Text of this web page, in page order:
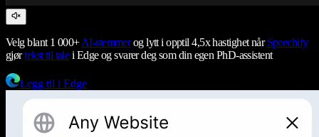
Velg blant 1 000+AI-stemmerog lytt i opptil 4,5x hastighet nårSpeechify
gjørtekst til talei Edge og svarer deg som din egen PhD-assistent
Legg til i Edge